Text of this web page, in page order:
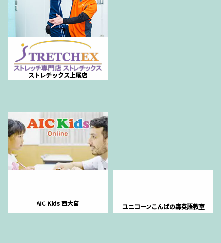
ストレチックス上尾店
AIC Kids 西大宮 ユニコーンこんばの森英語教室